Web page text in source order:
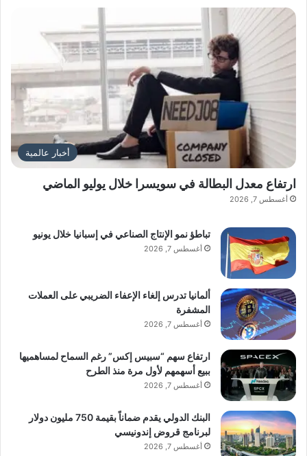
أخبار عالمية
ارتفاع معدل البطالة في سويسرا خلال يوليو الماضي
أغسطس 7, 2026
تباطؤ نمو الإنتاج الصناعي في إسبانيا خلال يونيو
أغسطس 7, 2026
ألمانيا تدرس إلغاء الإعفاء الضريبي على العملات
المشفرة
أغسطس 7, 2026
ارتفاع سهم “سبيس إكس” رغم السماح لمساهميها
ببيع أسهمهم لأول مرة منذ الطرح
أغسطس 7, 2026
البنك الدولي يقدم ضماناً بقيمة 750 مليون دولار
لبرنامج قروض إندونيسي
أغسطس 7, 2026